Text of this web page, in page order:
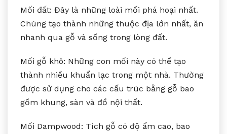
Mối đất: Đây là những loài mối phá hoại nhất.
Chúng tạo thành những thuộc địa lớn nhất, ăn
nhanh qua gỗ và sống trong lòng đất.
Mối gỗ khô: Những con mối này có thể tạo
thành nhiều khuẩn lạc trong một nhà. Thường
được sử dụng cho các cấu trúc bằng gỗ bao
gồm khung, sàn và đồ nội thất.
Mối Dampwood: Tích gỗ có độ ẩm cao, bao